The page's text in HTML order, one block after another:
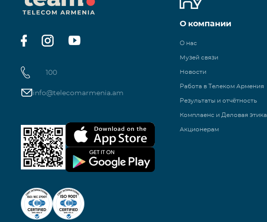
100
info@telecomarmenia.am
О компании
О нас
Музей связи
Новости
Работа в Телеком Армения
Результаты и отчётность
Комплаенс и Деловая этика
Акционерам